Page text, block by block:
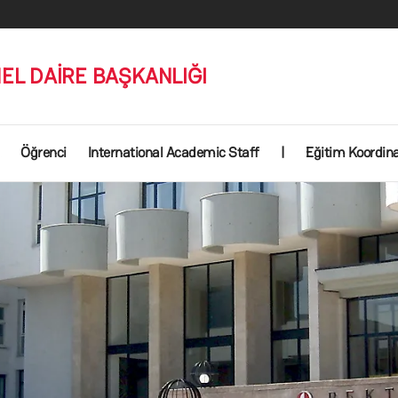
DAİRE BAŞKANLIĞI
Öğrenci International Academic Staff | Eğitim